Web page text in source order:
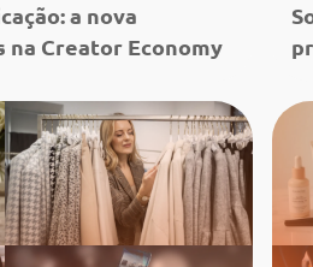
mais
a nova
na Creator Economy